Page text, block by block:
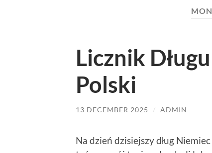
Licznik
Polski
13 DECEMBER 2025 / ADMIN
Na dzień dzisiejszy dług